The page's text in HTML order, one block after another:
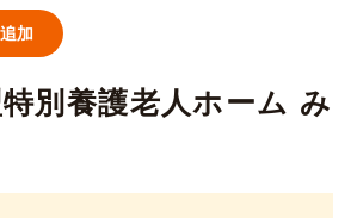
加
別養護老人ホーム み